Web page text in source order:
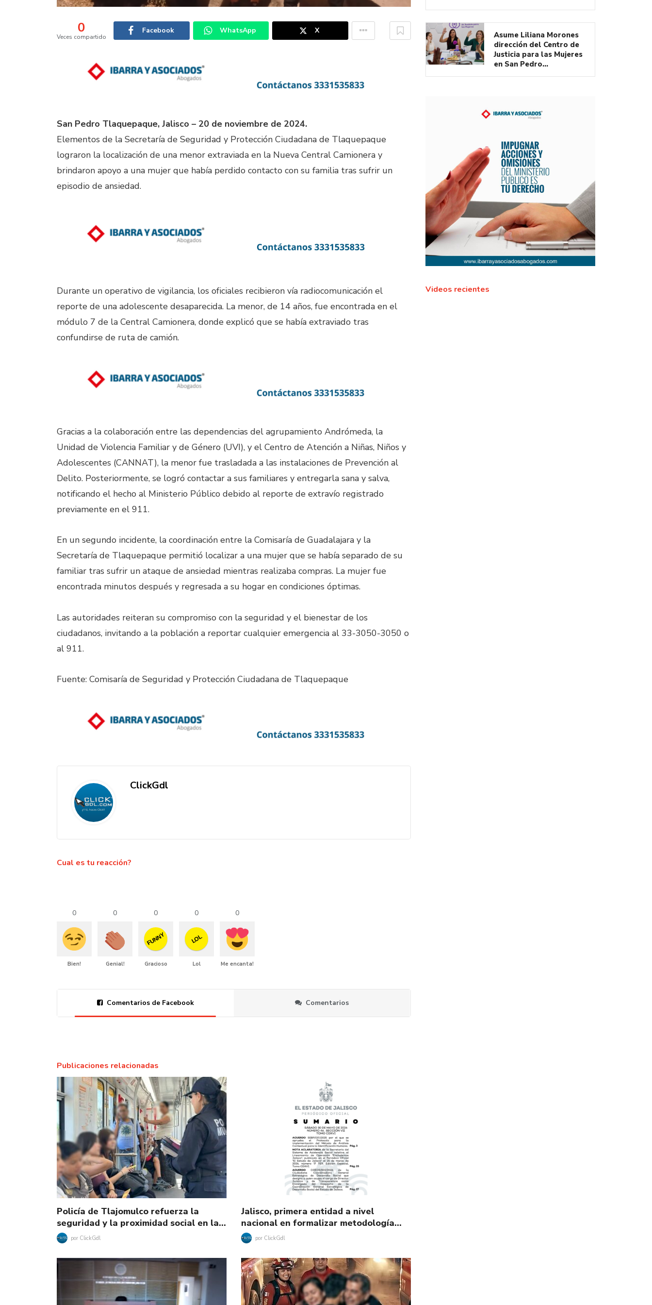
0
Veces compartido
Facebook WhatsApp X
San Pedro Tlaquepaque, Jalisco – 20 de noviembre de 2024.
Elementos de la Secretaría de Seguridad y Protección Ciudadana de Tlaquepaque
lograron la localización de una menor extraviada en la Nueva Central Camionera y
brindaron apoyo a una mujer que había perdido contacto con su familia tras sufrir un
episodio de ansiedad.
Durante un operativo de vigilancia, los oficiales recibieron vía radiocomunicación el
reporte de una adolescente desaparecida. La menor, de 14 años, fue encontrada en el
módulo 7 de la Central Camionera, donde explicó que se había extraviado tras
confundirse de ruta de camión.
Gracias a la colaboración entre las dependencias del agrupamiento Andrómeda, la
Unidad de Violencia Familiar y de Género (UVI), y el Centro de Atención a Niñas, Niños y
Adolescentes (CANNAT), la menor fue trasladada a las instalaciones de Prevención al
Delito. Posteriormente, se logró contactar a sus familiares y entregarla sana y salva,
notificando el hecho al Ministerio Público debido al reporte de extravío registrado
previamente en el 911.
En un segundo incidente, la coordinación entre la Comisaría de Guadalajara y la
Secretaría de Tlaquepaque permitió localizar a una mujer que se había separado de su
familiar tras sufrir un ataque de ansiedad mientras realizaba compras. La mujer fue
encontrada minutos después y regresada a su hogar en condiciones óptimas.
Las autoridades reiteran su compromiso con la seguridad y el bienestar de los
ciudadanos, invitando a la población a reportar cualquier emergencia al 33-3050-3050 o
al 911.
Fuente: Comisaría de Seguridad y Protección Ciudadana de Tlaquepaque
ClickGdl
Cual es tu reacción?
0
Bien!
0
Genial!
0
FUNNY
Gracioso
0
LOL
Lol
0
Me encanta!
Comentarios de Facebook Comentarios
Publicaciones relacionadas
Policía de Tlajomulco refuerza la
seguridad y la proximidad social en la…
por ClickGdl
Jalisco, primera entidad a nivel
nacional en formalizar metodología…
por ClickGdl
Asume Liliana Morones
dirección del Centro de
Justicia para las Mujeres
en San Pedro…
Videos recientes